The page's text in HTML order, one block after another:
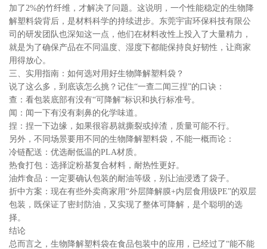
加了2%的竹纤维，才解决了问题。这说明，一个性能稳定的生物降
解塑料袋背后，是材料科学的持续进步。东莞宇宙环保科技有限公
司的研发团队也深知这一点，他们在材料改性上投入了大量精力，
就是为了确保产品在不同温度、湿度下都能保持良好韧性，让商家
用得放心。
三、实用指南：如何选对用好生物降解塑料袋？
说了这么多，到底该怎么挑？记住“一查二闻三捏”的口诀：
查：看包装底部有没有“可降解”标识和执行标准号。
闻：闻一下有没有刺鼻的化学味道。
捏：捏一下边缘，如果很容易就撕裂或掉渣，质量可能不行。
另外，不同场景要用不同的生物降解塑料袋，不能一概而论：
冷链配送：优选耐低温的PLA材质。
热食打包：选择淀粉基复合材料，耐热性更好。
油炸食品：一定要确认包装的耐油等级，别让油浸透了袋子。
折中方案：现在有些外卖商家用“外层降解膜+内层食用级PE”的双层
包装，既保证了密封防油，又实现了整体可降解，是个聪明的选
择。
结论
总而言之，生物降解塑料袋在食品包装中的应用，已经过了“能不能